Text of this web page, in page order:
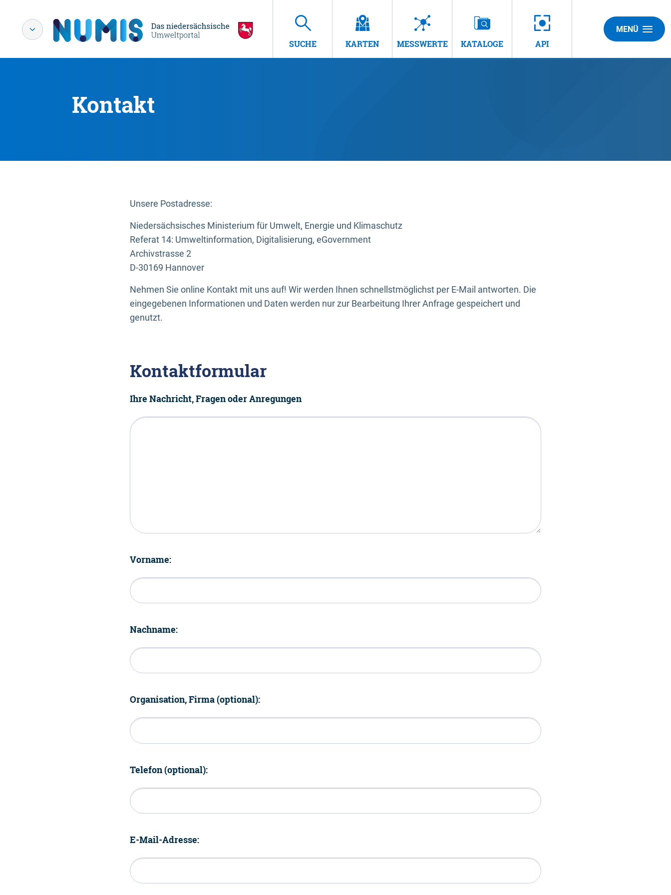
SUCHE KARTEN MESSWERTE KATALOGE API
MENÜ
Kontakt
Unsere Postadresse:
Niedersächsisches Ministerium für Umwelt, Energie und Klimaschutz
Referat 14: Umweltinformation, Digitalisierung, eGovernment
Archivstrasse 2
D-30169 Hannover
Nehmen Sie online Kontakt mit uns auf! Wir werden Ihnen schnellstmöglichst per E-Mail antworten. Die
eingegebenen Informationen und Daten werden nur zur Bearbeitung Ihrer Anfrage gespeichert und
genutzt.
Kontaktformular
Ihre Nachricht, Fragen oder Anregungen
Vorname:
Nachname:
Organisation, Firma (optional):
Telefon (optional):
E-Mail-Adresse: